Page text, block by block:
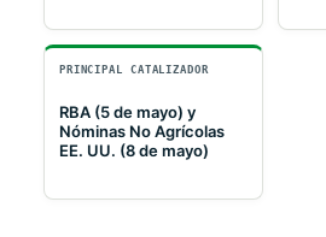
PRINCIPAL CATALIZADOR
RBA (5 de mayo) y
Nóminas No Agrícolas
EE. UU. (8 de mayo)